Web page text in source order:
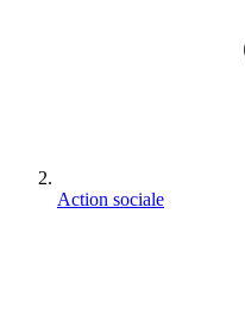
Action sociale